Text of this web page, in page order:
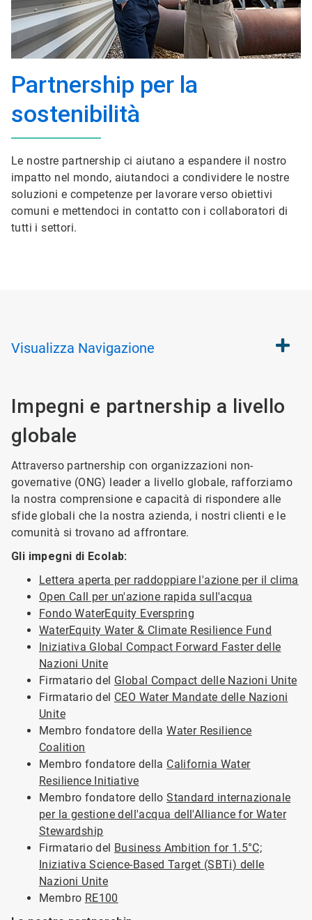
Partnership per la
sostenibilità
Le nostre partnership ci aiutano a espandere il nostro
impatto nel mondo, aiutandoci a condividere le nostre
soluzioni e competenze per lavorare verso obiettivi
comuni e mettendoci in contatto con i collaboratori di
tutti i settori.
Visualizza Navigazione
Impegni e partnership a livello
globale
Attraverso partnership con organizzazioni non-
governative (ONG) leader a livello globale, rafforziamo
la nostra comprensione e capacità di rispondere alle
sfide globali che la nostra azienda, i nostri clienti e le
comunità si trovano ad affrontare.
Gli impegni di Ecolab:
Lettera aperta per raddoppiare l'azione per il clima
Open Call per un'azione rapida sull'acqua
Fondo WaterEquity Everspring
WaterEquity Water & Climate Resilience Fund
Iniziativa Global Compact Forward Faster delle
Nazioni Unite
Firmatario del Global Compact delle Nazioni Unite
Firmatario del CEO Water Mandate delle Nazioni
Unite
Membro fondatore dellaWater Resilience
Coalition
Membro fondatore della California Water
Resilience Initiative
Membro fondatore delloStandard internazionale
per la gestione dell'acqua dell'Alliance for Water
Stewardship
Firmatario del Business Ambition for 1.5°C;
Iniziativa Science-Based Target (SBTi) delle
Nazioni Unite
Membro RE100